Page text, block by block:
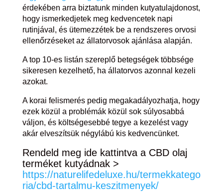
érdekében arra biztatunk minden kutyatulajdonost,
hogy ismerkedjetek meg kedvencetek napi
rutinjával, és ütemezzétek be a rendszeres orvosi
ellenőrzéseket az állatorvosok ajánlása alapján.
A top 10-es listán szereplő betegségek többsége
sikeresen kezelhető, ha állatorvos azonnal kezeli
azokat.
A korai felismerés pedig megakadályozhatja, hogy
ezek közül a problémák közül sok súlyosabbá
váljon, és költségesebbé tegye a kezelést vagy
akár elveszítsük négylábú kis kedvencünket.
Rendeld meg ide kattintva a CBD olaj
terméket kutyádnak >
https://naturelifedeluxe.hu/termekkatego
ria/cbd-tartalmu-keszitmenyek/